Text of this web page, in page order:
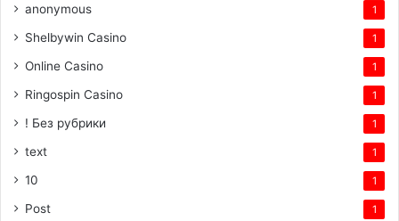
anonymous 1
Shelbywin Casino 1
Online Casino 1
Ringospin Casino 1
! Без рубрики 1
text 1
10 1
Post 1